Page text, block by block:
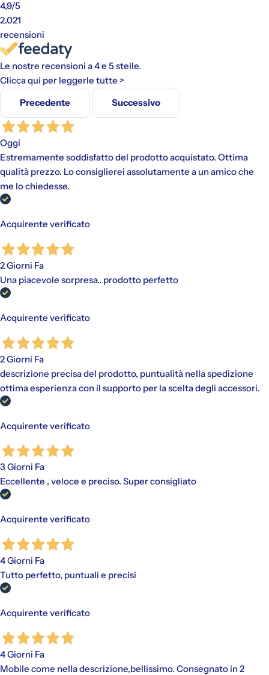
Gli addebiti avverranno automaticamente sul metodo di
pagamento scelto, senza alcun costo aggiuntivo.
"Paga in 3 rate"
Disponibile con PayPal e tramite Scalapay (VISA, Mastercard
Al momento dell'acquisto, viene effettuato un pagamento
iniziale a cui fanno seguito rate mensili. Il valore include
4,9/5
2.021
recensioni
Le nostre recensioni a 4 e 5 stelle.
Clicca qui per leggerle tutte >
Precedente
Successivo
Oggi
Estremamente soddisfatto del prodotto acquistato. Ottima
qualità prezzo. Lo consiglierei assolutamente a un amico che
me lo chiedesse.
Acquirente verificato
2 Giorni Fa
Una piacevole sorpresa.. prodotto perfetto
Acquirente verificato
2 Giorni Fa
descrizione precisa del prodotto, puntualità nella spedizione
ottima esperienza con il supporto per la scelta degli accessori.
Acquirente verificato
3 Giorni Fa
Eccellente , veloce e preciso. Super consigliato
Acquirente verificato
4 Giorni Fa
Tutto perfetto, puntuali e precisi
Acquirente verificato
4 Giorni Fa
Mobile come nella descrizione,bellissimo. Consegnato in 2